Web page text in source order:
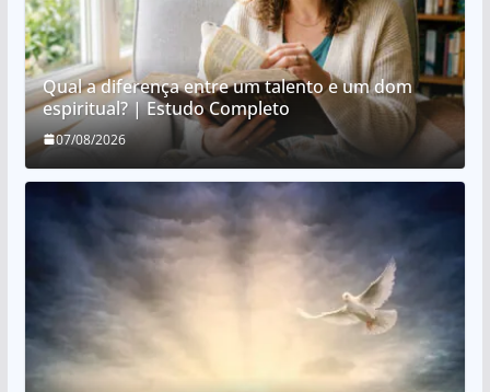
Qual a diferença entre um talento e um dom
espiritual? | Estudo Completo
07/08/2026